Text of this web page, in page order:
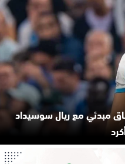
مبدئي مع ريال سوسيداد